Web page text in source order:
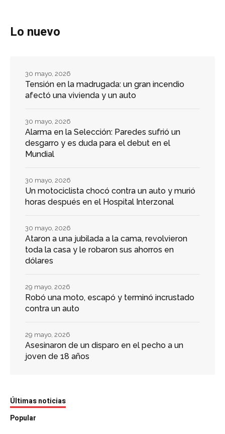
Lo nuevo
Tensión en la madrugada: un gran incendio
afectó una vivienda y un auto
30 mayo, 2026
Alarma en la Selección: Paredes sufrió un
desgarro y es duda para el debut en el
Mundial
30 mayo, 2026
Un motociclista chocó contra un auto y murió
horas después en el Hospital Interzonal
30 mayo, 2026
Ataron a una jubilada a la cama, revolvieron
toda la casa y le robaron sus ahorros en
dólares
30 mayo, 2026
Robó una moto, escapó y terminó incrustado
contra un auto
29 mayo, 2026
Asesinaron de un disparo en el pecho a un
joven de 18 años
29 mayo, 2026
Últimas noticias
Popular